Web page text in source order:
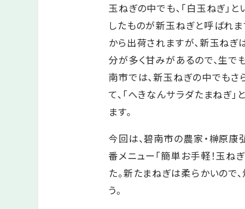
玉ねぎの中でも、「白玉ねぎ」
したものが新玉ねぎと呼ばれま
から出荷されますが、新玉ねぎ
分が多く甘みがあるので、生で
南市では、新玉ねぎの中でも
て、「へきなんサラダたまねぎ
ます。
今回は、碧南市の農家・榊原康
番メニュー「簡単お手軽！玉ね
た。新たまねぎは柔らかいので
う。